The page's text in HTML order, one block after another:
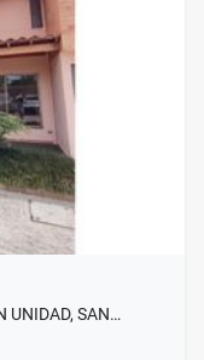
UNIDAD, SAN…